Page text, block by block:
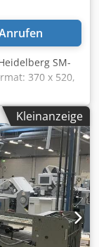
SM-
370 x 520,
- Plus-
Perforation -
-
Kühl- und
und
-
automatische
die Konsole -
Kleinanzeige